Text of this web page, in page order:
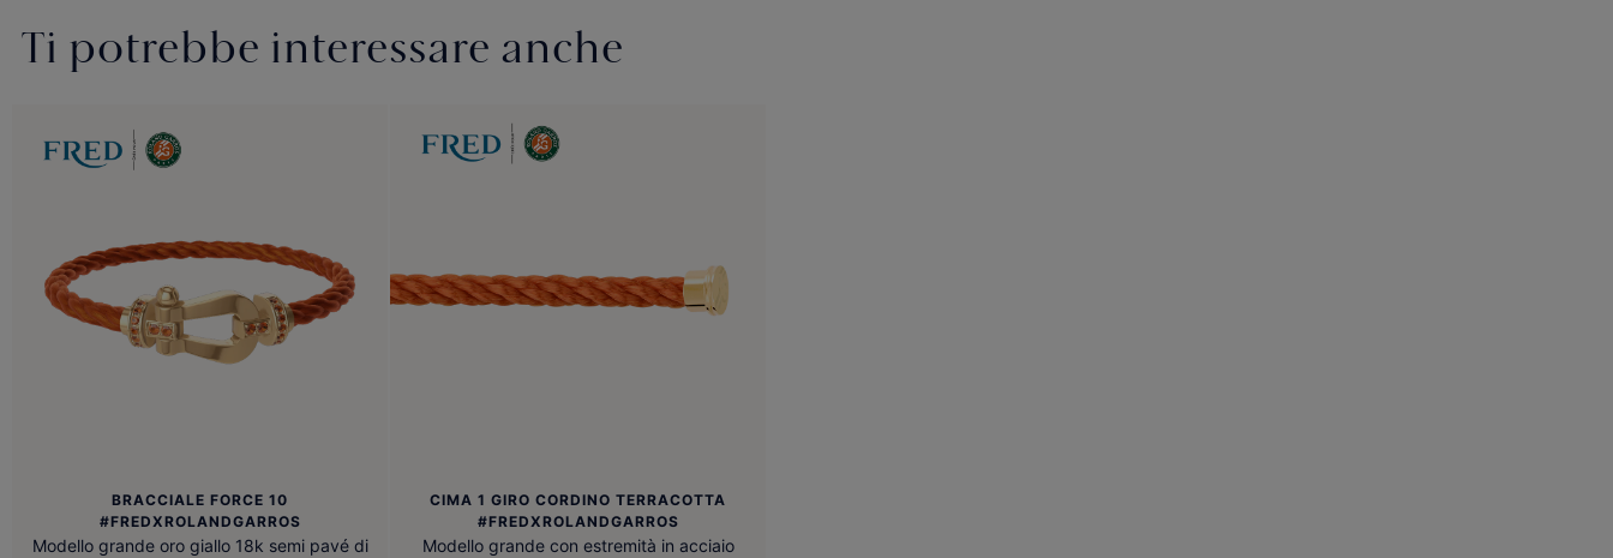
Ti potrebbe interessare anche
BRACCIALE FORCE 10
#FREDXROLANDGARROS
Modello grande oro giallo 18k semi pavé di
CIMA 1 GIRO CORDINO TERRACOTTA
#FREDXROLANDGARROS
Modello grande con estremità in acciaio